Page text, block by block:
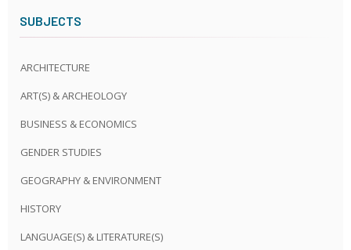
SUBJECTS
ARCHITECTURE
ART(S) & ARCHEOLOGY
BUSINESS & ECONOMICS
GENDER STUDIES
GEOGRAPHY & ENVIRONMENT
HISTORY
LANGUAGE(S) & LITERATURE(S)